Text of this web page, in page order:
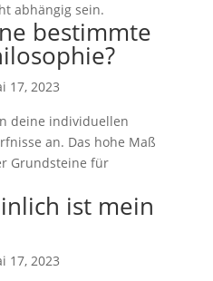
abhängig sein.
bestimmte
17, 2023
deine individuellen
an. Das hohe Maß
Grundsteine für
ist mein
17, 2023